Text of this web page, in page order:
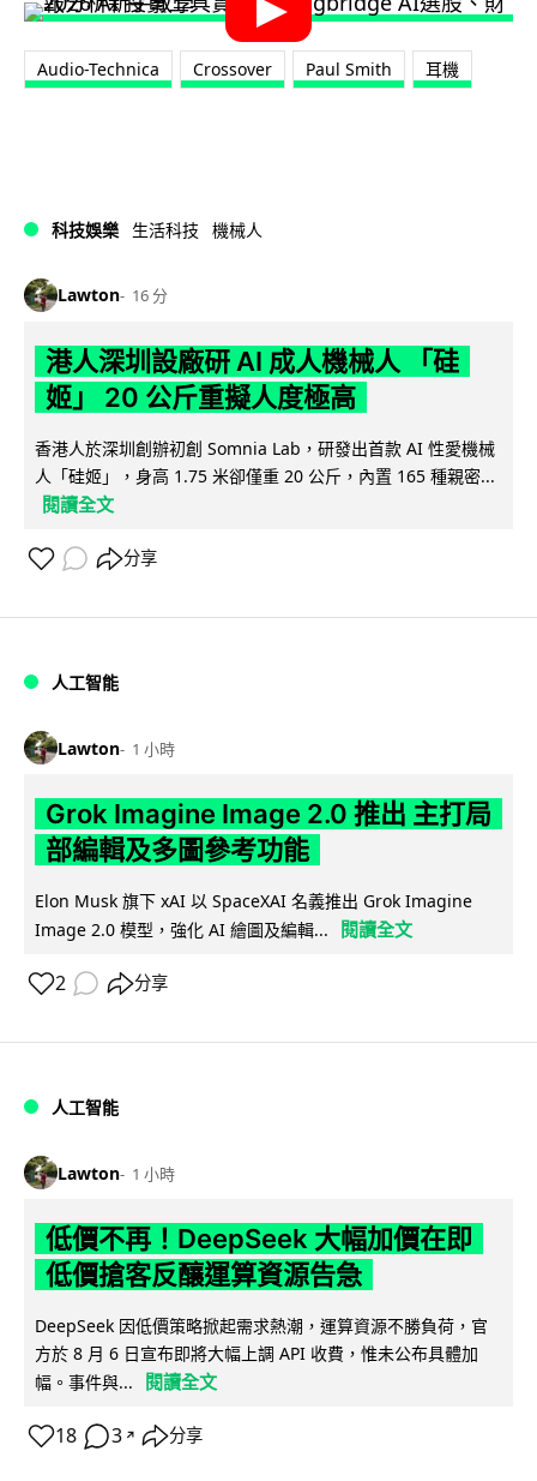
Audio-Technica Crossover Paul Smith 耳機
科技娛樂 生活科技 機械人
Lawton 16 分
港人深圳設廠研 AI 成人機械人 「硅
姬」 20 公斤重擬人度極高
香港人於深圳創辦初創 Somnia Lab，研發出首款 AI 性愛機械
人「硅姬」，身高 1.75 米卻僅重 20 公斤，內置 165 種親密...
閱讀全文
分享
人工智能
Lawton 1 小時
Grok Imagine Image 2.0 推出 主打局
部編輯及多圖參考功能
Elon Musk 旗下 xAI 以 SpaceXAI 名義推出 Grok Imagine
Image 2.0 模型，強化 AI 繪圖及編輯...
閱讀全文
2 分享
人工智能
Lawton 1 小時
低價不再！DeepSeek 大幅加價在即
低價搶客反釀運算資源告急
DeepSeek 因低價策略掀起需求熱潮，運算資源不勝負荷，官
方於 8 月 6 日宣布即將大幅上調 API 收費，惟未公布具體加
幅。事件與...
閱讀全文
18 3 ↗ 分享